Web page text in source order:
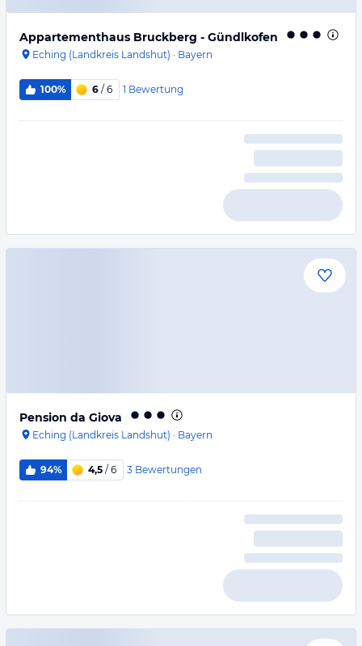
Appartementhaus Bruckberg - Gündlkofen
Eching (Landkreis Landshut) · Bayern
100% 6 / 6 1 Bewertung
Pension da Giova
Eching (Landkreis Landshut) · Bayern
94% 4,5 / 6 3 Bewertungen